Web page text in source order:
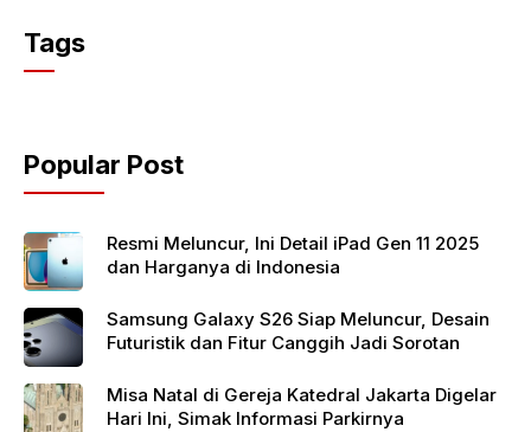
c
e
o
o
k
p
p
Tags
Popular Post
Resmi Meluncur, Ini Detail iPad Gen 11 2025
dan Harganya di Indonesia
Samsung Galaxy S26 Siap Meluncur, Desain
Futuristik dan Fitur Canggih Jadi Sorotan
Misa Natal di Gereja Katedral Jakarta Digelar
Hari Ini, Simak Informasi Parkirnya